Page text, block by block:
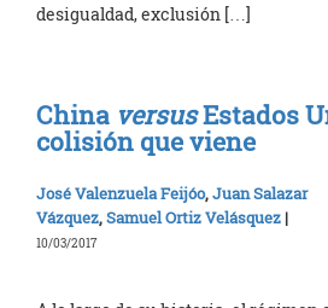
desigualdad, exclusión […]
China versusEstados
colisión que viene
José Valenzuela Feijóo,Juan Salazar
Vázquez,Samuel Ortiz Velásquez |
10/03/2017